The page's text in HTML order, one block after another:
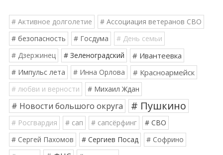
# Активное долголетие
# Ассоциация ветеранов СВО
# безопасность
# Госдума
# День семьи
# Дзержинец
# Зеленоградский # Ивантеевка
# Импульс лета # Инна Орлова # Красноармейск
# любви и верности # Михаил Ждан
# Новости большого округа # Пушкино
# Росгвардия # сап # сапсёрфинг
# СВО
# Сергей Пахомов
# Сергиев Посад
# Софрино